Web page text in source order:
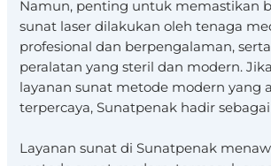
Namun, penting untuk memastikan
sunat laser dilakukan oleh tenaga
profesional dan berpengalaman,
peralatan yang steril dan modern.
layanan sunat metode modern yang
terpercaya, Sunatpenak hadir
Layanan sunat di Sunatpenak